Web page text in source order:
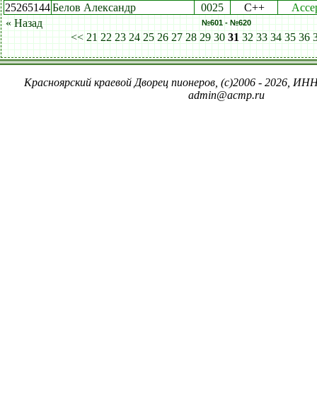
25265144Белов Александр 0025 C++
« Назад
№601 - №620
<< 21 22 23 24 25 26 27 28 29 30 31 32 33 34 35 36
Красноярский краевой Дворец пионеров, (c)2006 - 2026,
admin@acmp.ru